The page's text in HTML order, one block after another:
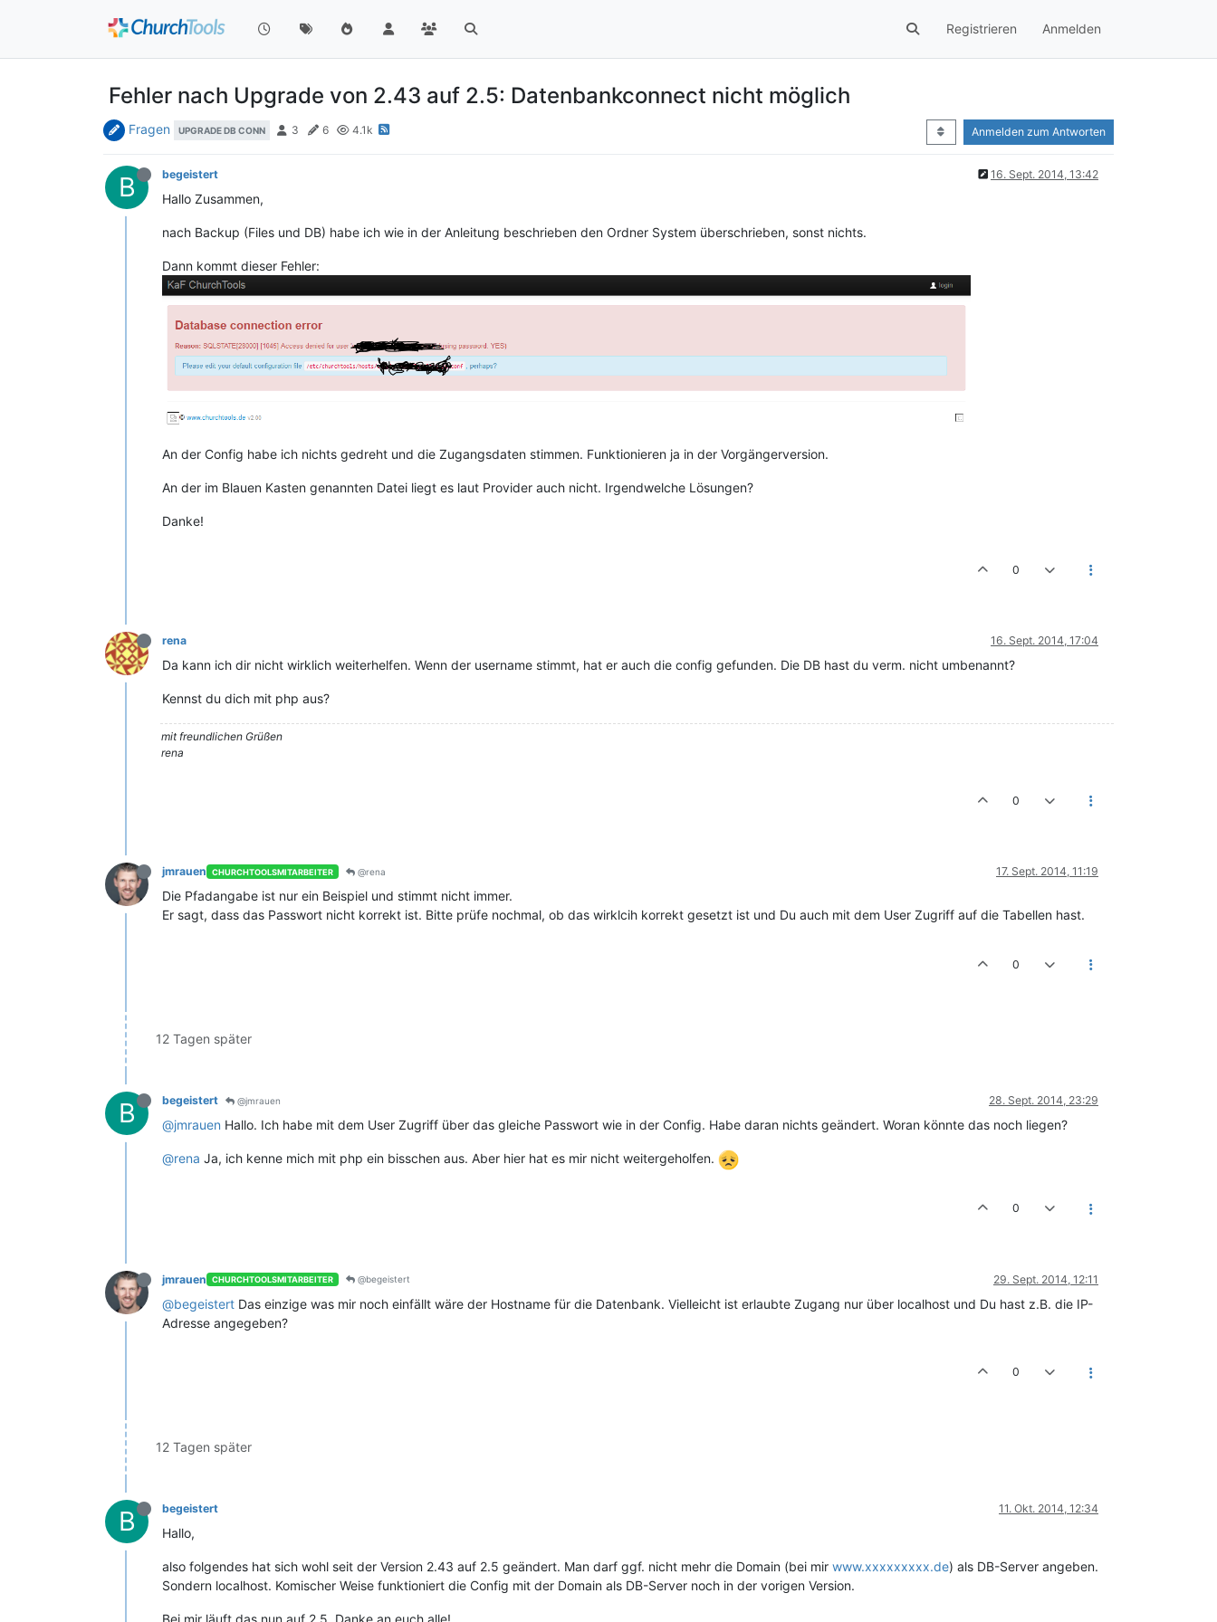
Registrieren Anmelden
Fehler nach Upgrade von 2.43 auf 2.5: Datenbankconnect nicht möglich
Fragen UPGRADE DB CONN 3 6 4.1k Anmelden zum Antworten
B begeistert 16. Sept. 2014, 13:42
Hallo Zusammen,
nach Backup (Files und DB) habe ich wie in der Anleitung beschrieben den Ordner System überschrieben, sonst nichts.
Dann kommt dieser Fehler:
An der Config habe ich nichts gedreht und die Zugangsdaten stimmen. Funktionieren ja in der Vorgängerversion.
An der im Blauen Kasten genannten Datei liegt es laut Provider auch nicht. Irgendwelche Lösungen?
Danke!
0
rena 16. Sept. 2014, 17:04
Da kann ich dir nicht wirklich weiterhelfen. Wenn der username stimmt, hat er auch die config gefunden. Die DB hast du verm. nicht umbenannt?
Kennst du dich mit php aus?
mit freundlichen Grüßen
rena
0
jmrauen CHURCHTOOLSMITARBEITER @rena 17. Sept. 2014, 11:19
Die Pfadangabe ist nur ein Beispiel und stimmt nicht immer.
Er sagt, dass das Passwort nicht korrekt ist. Bitte prüfe nochmal, ob das wirklcih korrekt gesetzt ist und Du auch mit dem User Zugriff auf die Tabellen hast.
0
12 Tagen später
B begeistert @jmrauen 28. Sept. 2014, 23:29
@jmrauen Hallo. Ich habe mit dem User Zugriff über das gleiche Passwort wie in der Config. Habe daran nichts geändert. Woran könnte das noch liegen?
@rena Ja, ich kenne mich mit php ein bisschen aus. Aber hier hat es mir nicht weitergeholfen.
0
jmrauen CHURCHTOOLSMITARBEITER @begeistert 29. Sept. 2014, 12:11
@begeistert Das einzige was mir noch einfällt wäre der Hostname für die Datenbank. Vielleicht ist erlaubte Zugang nur über localhost und Du hast z.B. die IP-
Adresse angegeben?
0
12 Tagen später
B begeistert 11. Okt. 2014, 12:34
Hallo,
also folgendes hat sich wohl seit der Version 2.43 auf 2.5 geändert. Man darf ggf. nicht mehr die Domain (bei mir www.xxxxxxxxx.de) als DB-Server angeben.
Sondern localhost. Komischer Weise funktioniert die Config mit der Domain als DB-Server noch in der vorigen Version.
Bei mir läuft das nun auf 2.5. Danke an euch alle!